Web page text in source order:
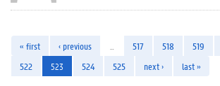
« first ‹ previous 517 518 519
522
523 524 525 next › last »